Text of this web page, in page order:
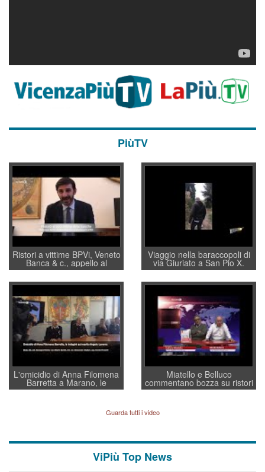
PiùTV
Ristori a vittime BPVi, Veneto
Banca & c., appello al
sottosegretario Alessio
Villarosa: per mettere ordine
convochi con Di Maio CNCU
a supporto della cabina di
regia al Mef
Viaggio nella baraccopoli di
via Giuriato a San Pio X.
Vicenza ai Vicentini: “faremo
un regalo di Natale ai
residenti”
L'omicidio di Anna Filomena
Barretta a Marano, le
indagini dei carabinieri di
quelle di... Barbara D'Urso
Miatello e Belluco
commentano bozza su ristori
BPVi e Veneto Banca
Guarda tutti i video
ViPiù Top News